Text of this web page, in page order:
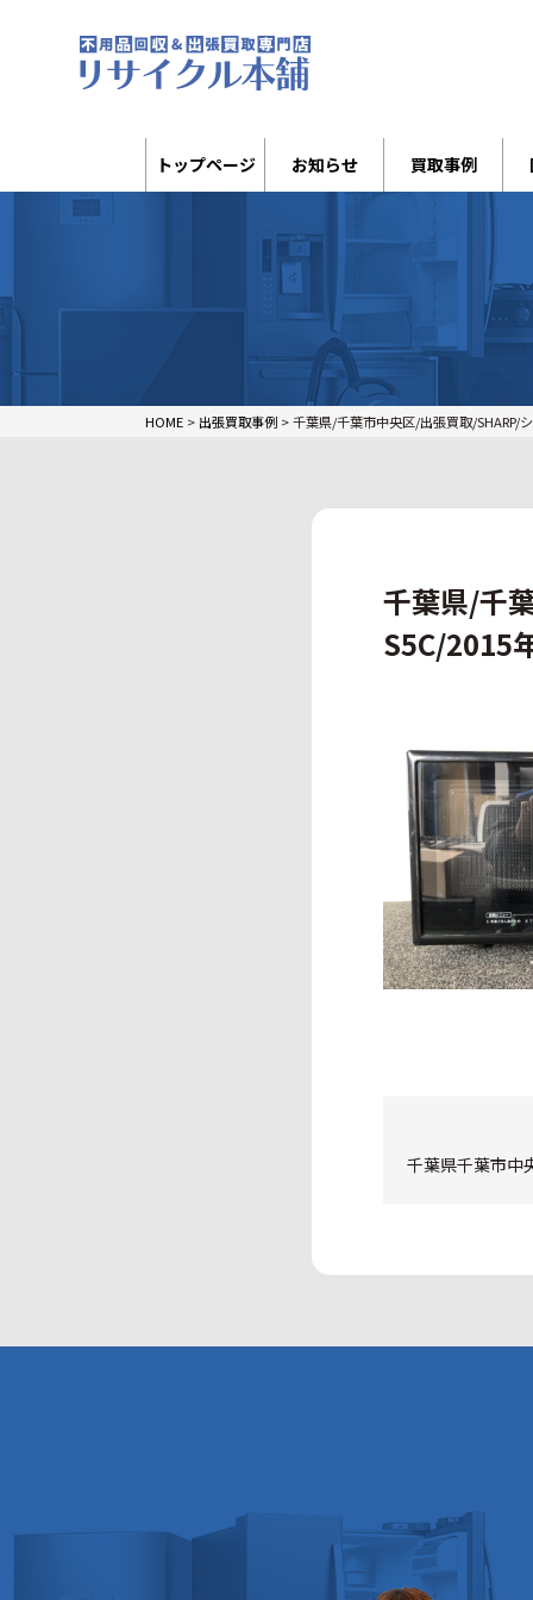
トップページ お知らせ 買取事例
HOME > 出張買取事例 >千葉県/千葉市中央区/出張買取/SHARP/
千葉県/千
S5C/2015
千葉県千葉市中